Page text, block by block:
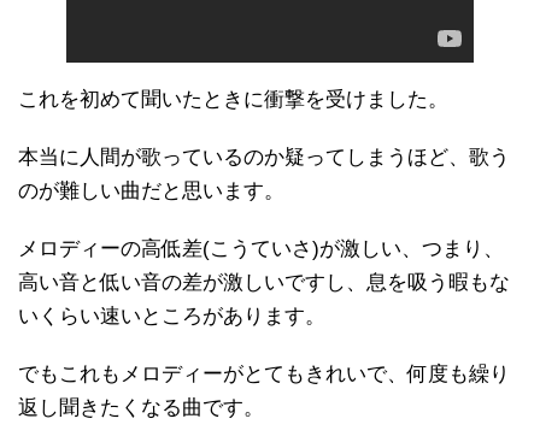
これを初めて聞いたときに衝撃を受けました。
本当に人間が歌っているのか疑ってしまうほど、歌う
のが難しい曲だと思います。
メロディーの高低差(こうていさ)が激しい、つまり、
高い音と低い音の差が激しいですし、息を吸う暇もな
いくらい速いところがあります。
でもこれもメロディーがとてもきれいで、何度も繰り
返し聞きたくなる曲です。